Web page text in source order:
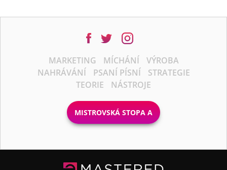
MARKETING MÍCHÁNÍ
VÝROBA
NAHRÁVÁNÍ
PSANÍ PÍSNÍ
STRATEGIE
TEORIE
NÁSTROJE
MISTROVSKÁ STOPA A